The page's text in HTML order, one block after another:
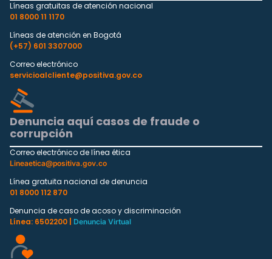
Líneas gratuitas de atención nacional
01 8000 11 1170
Líneas de atención en Bogotá
(+57) 601 3307000
Correo electrónico
servicioalcliente@positiva.gov.co
Denuncia aquí casos de fraude o
corrupción
Correo electrónico de línea ética
Lineaetica@positiva.gov.co
Línea gratuita nacional de denuncia
01 8000 112 870
Denuncia de caso de acoso y discriminación
Línea: 6502200 |
Denuncia Virtual